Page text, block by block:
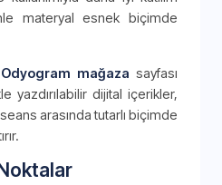
materyal esnek biçimde
Odyogram mağaza sayfası
yazdırılabilir dijital içerikler,
arasında tutarlı biçimde